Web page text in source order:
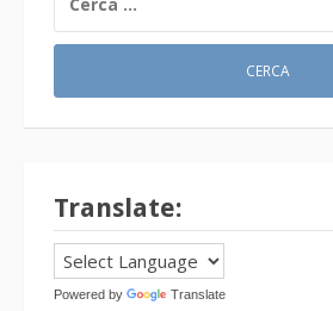
PER:
Translate:
Powered by Translate